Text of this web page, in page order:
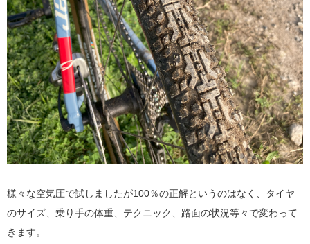
様々な空気圧で試しましたが100％の正解というのはなく、タイヤ
のサイズ、乗り手の体重、テクニック、路面の状況等々で変わって
きます。